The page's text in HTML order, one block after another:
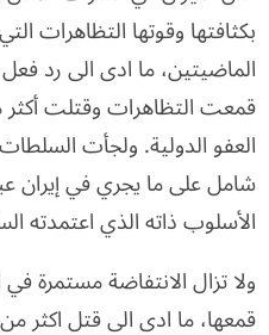
بكثافتها وقوتها التظاهرات
الماضيتين، ما ادى الى رد
العفو الدولية. ولجأت
شامل على ما يجري في إيران
الأسلوب ذاته الذي اعتمدته
ولا تزال الانتفاضة مستمرة